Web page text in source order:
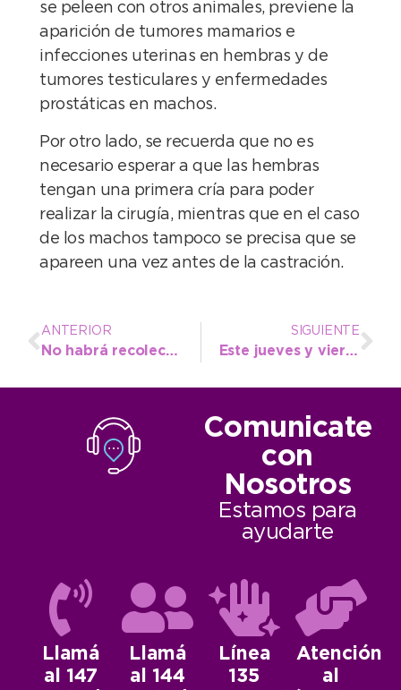
se peleen con otros animales, previene la
aparición de tumores mamarios e
infecciones uterinas en hembras y de
tumores testiculares y enfermedades
prostáticas en machos.
Por otro lado, se recuerda que no es
necesario esperar a que las hembras
tengan una primera cría para poder
realizar la cirugía, mientras que en el caso
de los machos tampoco se precisa que se
apareen una vez antes de la castración.
ANTERIOR
No habrá recolección de Residuos durante el Día del Trabajador
SIGUIENTE
Este jueves y viernes no funcionará el estacionamiento medido
Comunicate
con
Nosotros
Estamos para
ayudarte
Llamá
al 147
Llamá
al 144
Línea
135
Atención
al